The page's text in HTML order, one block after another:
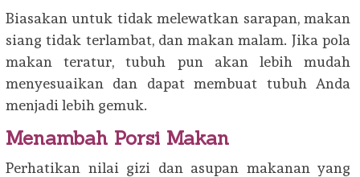
Biasakan untuk tidak melewatkan sarapan, makan
siang tidak terlambat, dan makan malam. Jika pola
makan teratur, tubuh pun akan lebih mudah
menyesuaikan dan dapat membuat tubuh Anda
menjadi lebih gemuk.
Menambah Porsi Makan
Perhatikan nilai gizi dan asupan makanan yang